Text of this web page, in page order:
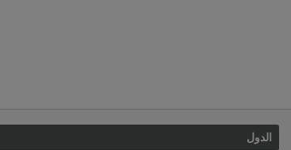
الدول